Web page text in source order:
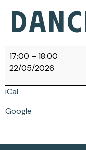
17:00 – 18:00
22/05/2026
iCal
Google